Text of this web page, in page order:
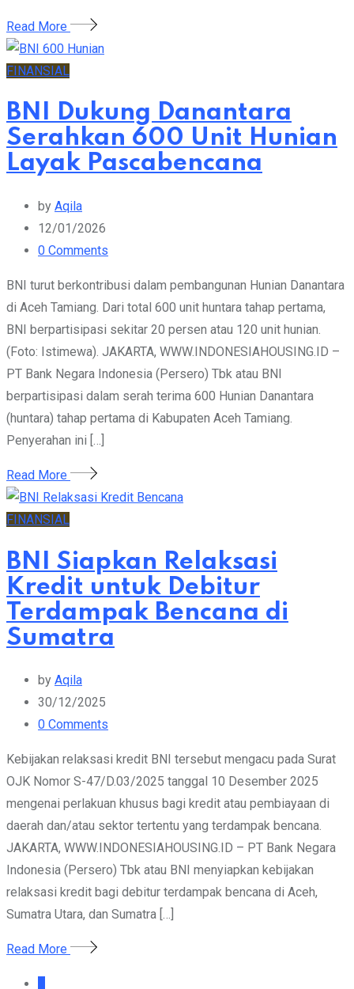
Read More
FINANSIAL
BNI Dukung Danantara
Serahkan 600 Unit Hunian
Layak Pascabencana
by Aqila
12/01/2026
0 Comments
BNI turut berkontribusi dalam pembangunan Hunian Danantara
di Aceh Tamiang. Dari total 600 unit huntara tahap pertama,
BNI berpartisipasi sekitar 20 persen atau 120 unit hunian.
(Foto: Istimewa). JAKARTA, WWW.INDONESIAHOUSING.ID –
PT Bank Negara Indonesia (Persero) Tbk atau BNI
berpartisipasi dalam serah terima 600 Hunian Danantara
(huntara) tahap pertama di Kabupaten Aceh Tamiang.
Penyerahan ini […]
Read More
FINANSIAL
BNI Siapkan Relaksasi
Kredit untuk Debitur
Terdampak Bencana di
Sumatra
by Aqila
30/12/2025
0 Comments
Kebijakan relaksasi kredit BNI tersebut mengacu pada Surat
OJK Nomor S-47/D.03/2025 tanggal 10 Desember 2025
mengenai perlakuan khusus bagi kredit atau pembiayaan di
daerah dan/atau sektor tertentu yang terdampak bencana.
JAKARTA, WWW.INDONESIAHOUSING.ID – PT Bank Negara
Indonesia (Persero) Tbk atau BNI menyiapkan kebijakan
relaksasi kredit bagi debitur terdampak bencana di Aceh,
Sumatra Utara, dan Sumatra […]
Read More